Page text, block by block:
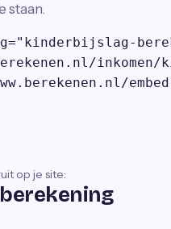
staan.
op je site: